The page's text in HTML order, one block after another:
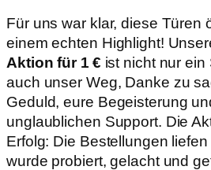
Für uns war klar, diese Türen
einem echten Highlight!
Aktion für 1 € ist nicht nur
auch unser Weg, Danke zu
Geduld, eure Begeisterung
unglaublichen Support. Die
Erfolg: Die Bestellungen
wurde probiert, gelacht und